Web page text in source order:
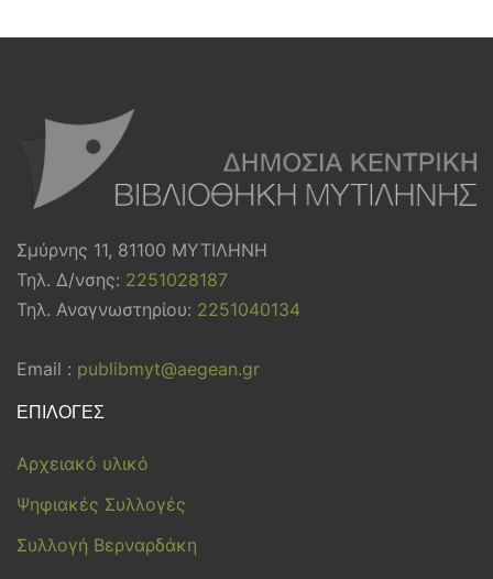
Σμύρνης 11, 81100 ΜΥΤΙΛΗΝΗ
Τηλ. Δ/νσης: 2251028187
Τηλ. Αναγνωστηρίου: 2251040134
Email : publibmyt@aegean.gr
ΕΠΙΛΟΓΕΣ
Αρχειακό υλικό
Ψηφιακές Συλλογές
Συλλογή Βερναρδάκη